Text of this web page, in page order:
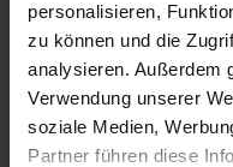
personalisieren,
zu können und die
analysieren. Außerdem
Verwendung unserer
soziale Medien,
Partner führen diese
Costa
Frühbucherpreise, freie
02.01.28 - 20.05.28